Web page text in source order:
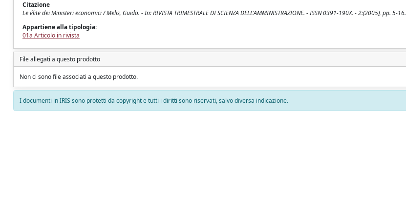
Citazione
Le élite dei Ministeri economici / Melis, Guido. - In: RIVISTA TRIMESTRALE DI SCIENZA DELL'AMMINISTRAZIONE. - ISSN 0391-190X. - 2:(2005), pp. 5-16.
Appartiene alla tipologia:
01a Articolo in rivista
File allegati a questo prodotto
Non ci sono file associati a questo prodotto.
I documenti in IRIS sono protetti da copyright e tutti i diritti sono riservati, salvo diversa indicazione.